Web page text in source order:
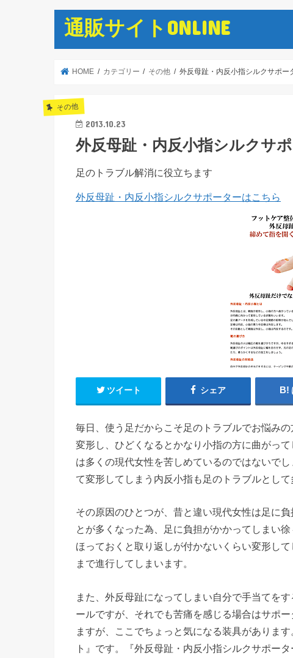
通販サイトONLINE
HOME カテゴリー その他 外反母趾・内反小指シルクサポー
その他
2013.10.23
外反母趾・内反小指シルクサ
足のトラブル解消に役立ちます
外反母趾・内反小指シルクサポーターはこちら
ツイート シェア
毎日、使う足だからこそ足のトラブルでお悩み
変形し、ひどくなるとかなり小指の方に曲がっ
は多くの現代女性を苦しめているのではないで
て変形してしまう内反小指も足のトラブルとし
その原因のひとつが、昔と違い現代女性は足に
とが多くなった為、足に負担がかかってしまい
ほっておくと取り返しが付かないくらい変形し
まで進行してしまいます。
また、外反母趾になってしまい自分で手当てを
ールですが、それでも苦痛を感じる場合はサポ
ますが、ここでちょっと気になる装具がありま
ト』です。『外反母趾・内反小指シルクサポー